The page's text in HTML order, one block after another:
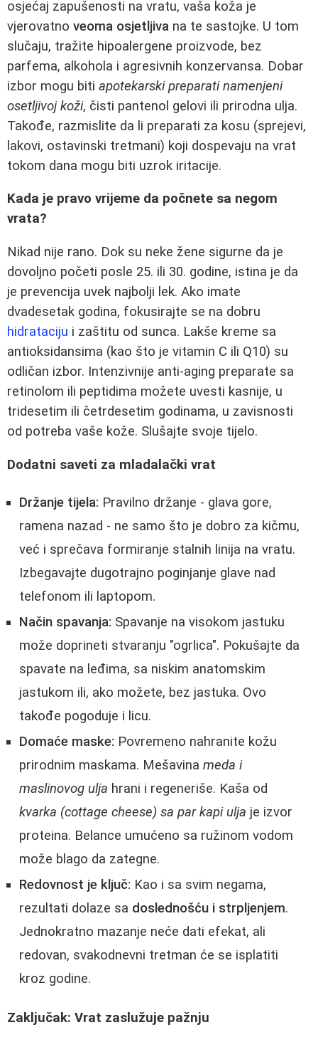
osjećaj zapušenosti na vratu, vaša koža je
vjerovatno veoma osjetljiva na te sastojke. U tom
slučaju, tražite hipoalergene proizvode, bez
parfema, alkohola i agresivnih konzervansa. Dobar
izbor mogu biti apotekarski preparati namenjeni
osetljivoj koži, čisti pantenol gelovi ili prirodna ulja.
Takođe, razmislite da li preparati za kosu (sprejevi,
lakovi, ostavinski tretmani) koji dospevaju na vrat
tokom dana mogu biti uzrok iritacije.
Kada je pravo vrijeme da počnete sa negom
vrata?
Nikad nije rano. Dok su neke žene sigurne da je
dovoljno početi posle 25. ili 30. godine, istina je da
je prevencija uvek najbolji lek. Ako imate
dvadesetak godina, fokusirajte se na dobru
hidrataciju i zaštitu od sunca. Lakše kreme sa
antioksidansima (kao što je vitamin C ili Q10) su
odličan izbor. Intenzivnije anti-aging preparate sa
retinolom ili peptidima možete uvesti kasnije, u
tridesetim ili četrdesetim godinama, u zavisnosti
od potreba vaše kože. Slušajte svoje tijelo.
Dodatni saveti za mladalački vrat
Držanje tijela: Pravilno držanje - glava gore,
ramena nazad - ne samo što je dobro za kičmu,
već i sprečava formiranje stalnih linija na vratu.
Izbegavajte dugotrajno poginjanje glave nad
telefonom ili laptopom.
Način spavanja: Spavanje na visokom jastuku
može doprineti stvaranju "ogrlica". Pokušajte da
spavate na leđima, sa niskim anatomskim
jastukom ili, ako možete, bez jastuka. Ovo
takođe pogoduje i licu.
Domaće maske: Povremeno nahranite kožu
prirodnim maskama. Mešavina meda i
maslinovog ulja hrani i regeneriše. Kaša od
kvarka (cottage cheese) sa par kapi ulja je izvor
proteina. Belance umućeno sa ružinom vodom
može blago da zategne.
Redovnost je ključ: Kao i sa svim negama,
rezultati dolaze sa doslednošću i strpljenjem.
Jednokratno mazanje neće dati efekat, ali
redovan, svakodnevni tretman će se isplatiti
kroz godine.
Zaključak: Vrat zaslužuje pažnju